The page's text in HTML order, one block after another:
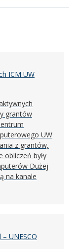
ICM UW
grantów
UW
z grantów,
obliczeń były
Dużej
na kanale
UNESCO